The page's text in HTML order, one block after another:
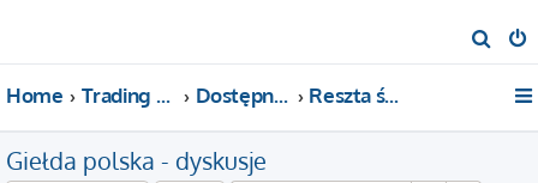
z
Home Trading For a Living Dostępne kategorie Reszta świata
Giełda polska - dyskusje